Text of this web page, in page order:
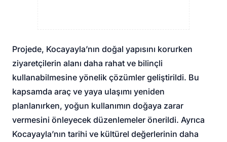
Projede, Kocayayla’nın doğal yapısını korurken
ziyaretçilerin alanı daha rahat ve bilinçli
kullanabilmesine yönelik çözümler geliştirildi. Bu
kapsamda araç ve yaya ulaşımı yeniden
planlanırken, yoğun kullanımın doğaya zarar
vermesini önleyecek düzenlemeler önerildi. Ayrıca
Kocayayla’nın tarihi ve kültürel değerlerinin daha